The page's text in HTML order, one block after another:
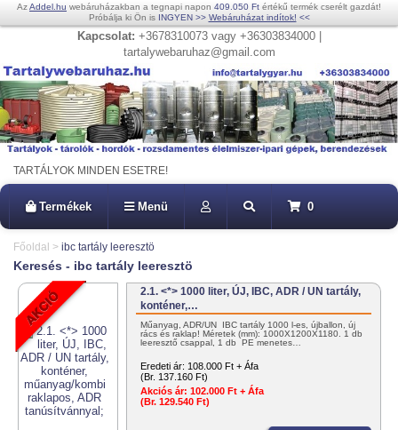
AzAddel.hu webáruházakban a tegnapi napon 409.050 Ft értékű termék cserélt gazdát!
Próbálja ki Ön is INGYEN >> Webáruházat indítok! <<
Kapcsolat: +3678310073 vagy +36303834000 |
tartalywebaruhaz@gmail.com
TARTÁLYOK MINDEN ESETRE!
Termékek Menü 0
Főoldal > ibc tartály leeresztö
Keresés - ibc tartály leeresztö
2.1. <*> 1000 liter, ÚJ, IBC, ADR / UN tartály,
konténer,…
Műanyag, ADR/UN IBC tartály 1000 l-es, újballon, új
rács és raklap! Méretek (mm): 1000X1200X1180. 1 db
leeresztő csappal, 1 db PE menetes…
Eredeti ár: 108.000 Ft + Áfa
(Br. 137.160 Ft)
Akciós ár: 102.000 Ft + Áfa
(Br. 129.540 Ft)